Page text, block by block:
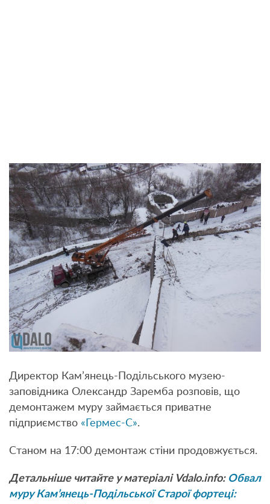
Директор Кам’янець-Подільського музею-
заповідника Олександр Заремба розповів, що
демонтажем муру займається приватне
підприємство «Гермес-С».
Станом на 17:00 демонтаж стіни продовжується.
Детальніше читайте у матеріалі Vdalo.info: Обвал
муру Кам’янець-Подільської Старої фортеці: